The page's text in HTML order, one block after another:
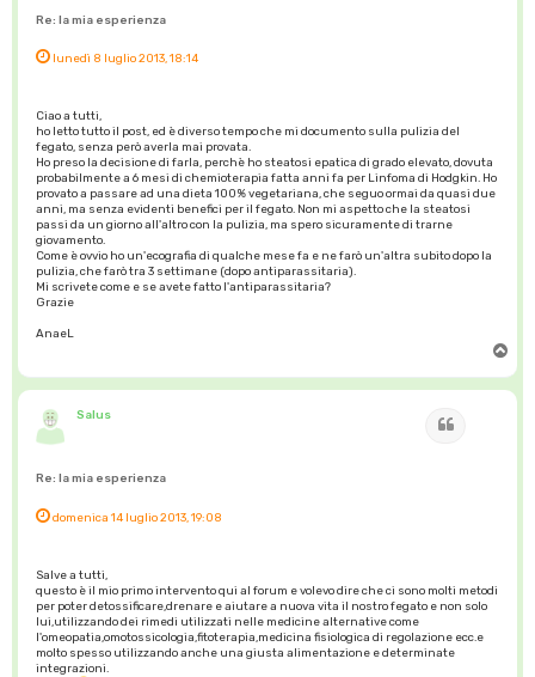
Re: la mia esperienza
lunedì 8 luglio 2013, 18:14
Ciao a tutti,
ho letto tutto il post, ed è diverso tempo che mi documento sulla pulizia del
fegato, senza però averla mai provata.
Ho preso la decisione di farla, perchè ho steatosi epatica di grado elevato, dovuta
probabilmente a 6 mesi di chemioterapia fatta anni fa per Linfoma di Hodgkin. Ho
provato a passare ad una dieta 100% vegetariana, che seguo ormai da quasi due
anni, ma senza evidenti benefici per il fegato. Non mi aspetto che la steatosi
passi da un giorno all'altro con la pulizia, ma spero sicuramente di trarne
giovamento.
Come è ovvio ho un'ecografia di qualche mese fa e ne farò un'altra subito dopo la
pulizia, che farò tra 3 settimane (dopo antiparassitaria).
Mi scrivete come e se avete fatto l'antiparassitaria?
Grazie
AnaeL
p
Salus
Re: la mia esperienza
domenica 14 luglio 2013, 19:08
Salve a tutti,
questo è il mio primo intervento qui al forum e volevo dire che ci sono molti metodi
per poter detossificare,drenare e aiutare a nuova vita il nostro fegato e non solo
lui,utilizzando dei rimedi utilizzati nelle medicine alternative come
l'omeopatia,omotossicologia,fitoterapia,medicina fisiologica di regolazione ecc.e
molto spesso utilizzando anche una giusta alimentazione e determinate
integrazioni.